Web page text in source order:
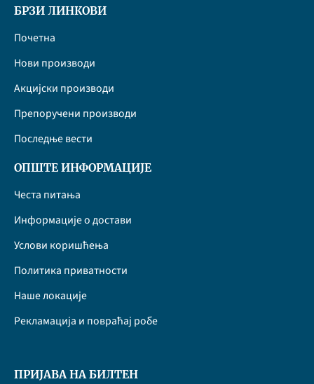
БРЗИ ЛИНКОВИ
Почетна
Нови производи
Акцијски производи
Препоручени производи
Последње вести
ОПШТЕ ИНФОРМАЦИЈЕ
Честа питања
Информације о достави
Услови коришћења
Политика приватности
Наше локације
Рекламација и повраћај робе
ПРИЈАВА НА БИЛТЕН